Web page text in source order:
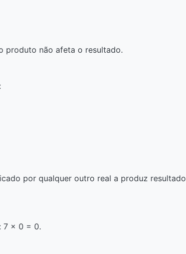
produto não afeta o resultado.
por qualquer outro real a produz resultado
7 x 0 = 0.